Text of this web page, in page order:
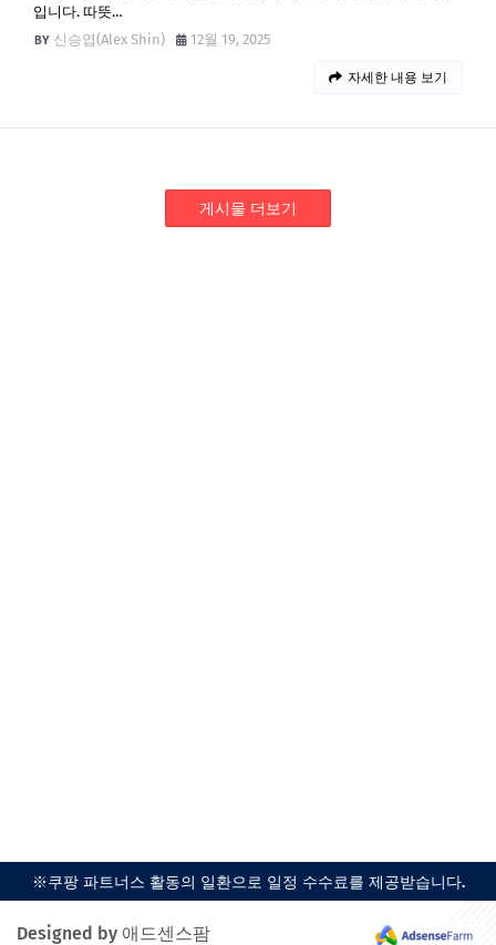
입니다. 따뜻…
신승엽(Alex Shin)
12월 19, 2025
자세한 내용 보기
게시물 더보기
※쿠팡 파트너스 활동의 일환으로 일정 수수료를 제공받습니다.
Designed by 애드센스팜